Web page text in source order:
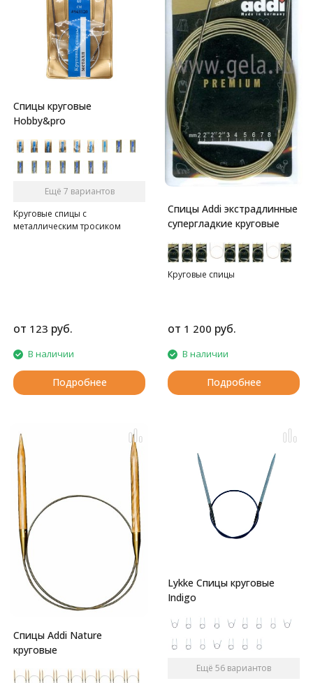
Спицы круговые
Hobby&pro
Ещё 7 вариантов
Круговые спицы с
металлическим тросиком
от 123 руб.
В наличии
Подробнее
Спицы Addi экстрадлинные
супергладкие круговые
Круговые спицы
от 1 200 руб.
В наличии
Подробнее
Спицы Addi Nature
круговые
Lykke Спицы круговые
Indigo
Ещё 56 вариантов